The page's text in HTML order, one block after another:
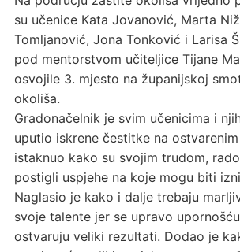
su učenice Kata Jovanović, Marta
Tomljanović, Jona Tonković i Larisa
pod mentorstvom učiteljice Tijane
osvojile 3. mjesto na županijskoj
okoliša.
Gradonačelnik je svim učenicima i
uputio iskrene čestitke na
istaknuo kako su svojim trudom,
postigli uspjehe na koje mogu biti
Naglasio je kako i dalje trebaju
svoje talente jer se upravo
ostvaruju veliki rezultati. Dodao je